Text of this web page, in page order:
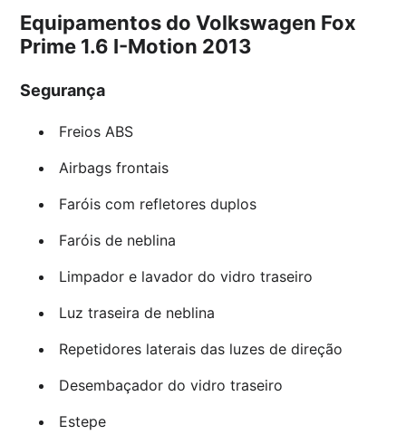
Equipamentos do Volkswagen Fox
Prime 1.6 I-Motion 2013
Segurança
Freios ABS
Airbags frontais
Faróis com refletores duplos
Faróis de neblina
Limpador e lavador do vidro traseiro
Luz traseira de neblina
Repetidores laterais das luzes de direção
Desembaçador do vidro traseiro
Estepe